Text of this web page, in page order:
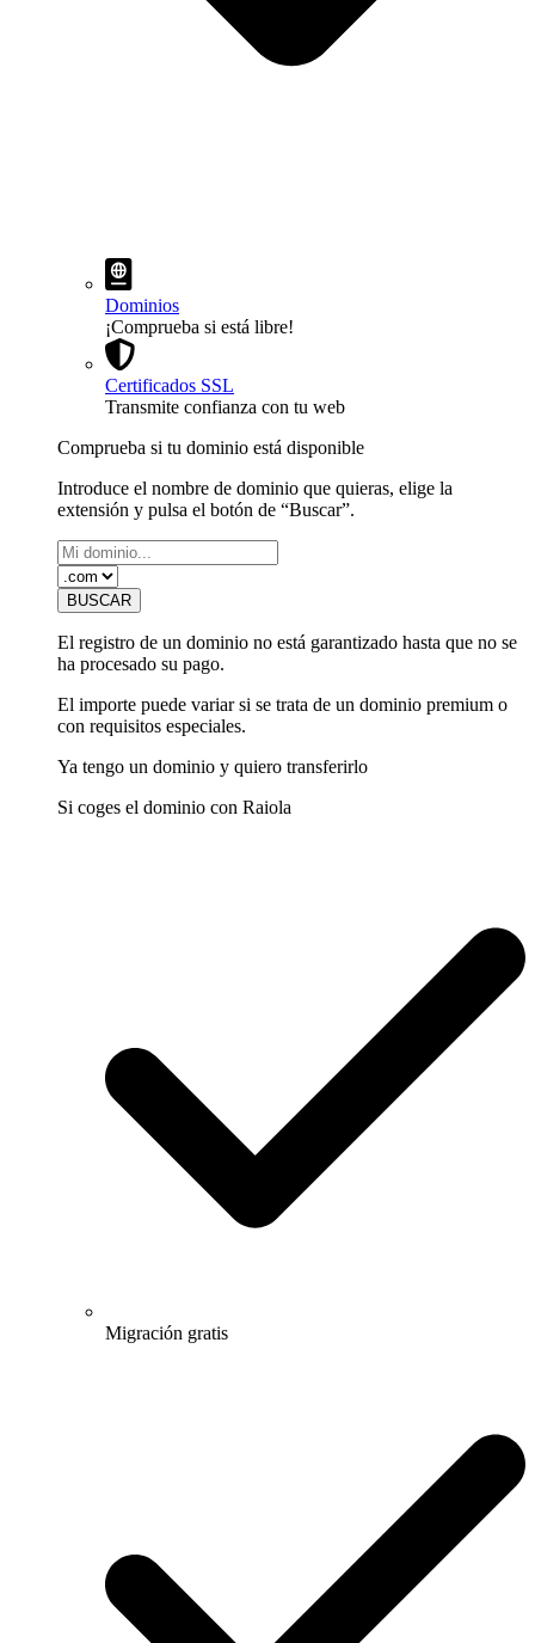
Dominios
¡Comprueba si está libre!
Certificados SSL
Transmite confianza con tu web
Comprueba si tu dominio está disponible
Introduce el nombre de dominio que quieras, elige la
extensión y pulsa el botón de “Buscar”.
El registro de un dominio no está garantizado hasta que no se
ha procesado su pago.
El importe puede variar si se trata de un dominio premium o
con requisitos especiales.
Ya tengo un dominio y quiero transferirlo
Si coges el dominio con Raiola
Migración gratis